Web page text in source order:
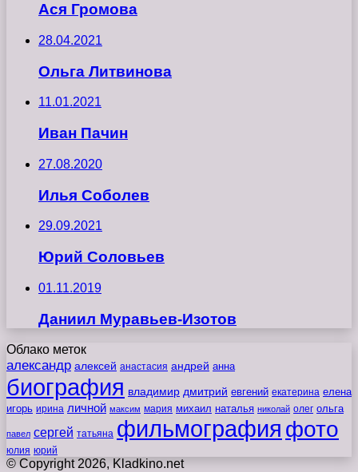
Ася Громова
28.04.2021
Ольга Литвинова
11.01.2021
Иван Пачин
27.08.2020
Илья Соболев
29.09.2021
Юрий Соловьев
01.11.2019
Даниил Муравьев-Изотов
Облако меток
александр алексей анастасия андрей анна
биография владимир дмитрий евгений екатерина елена
игорь ирина личной максим мария михаил наталья николай олег ольга
павел сергей татьяна фильмография фото
юлия юрий
© Copyright 2026, Kladkino.net